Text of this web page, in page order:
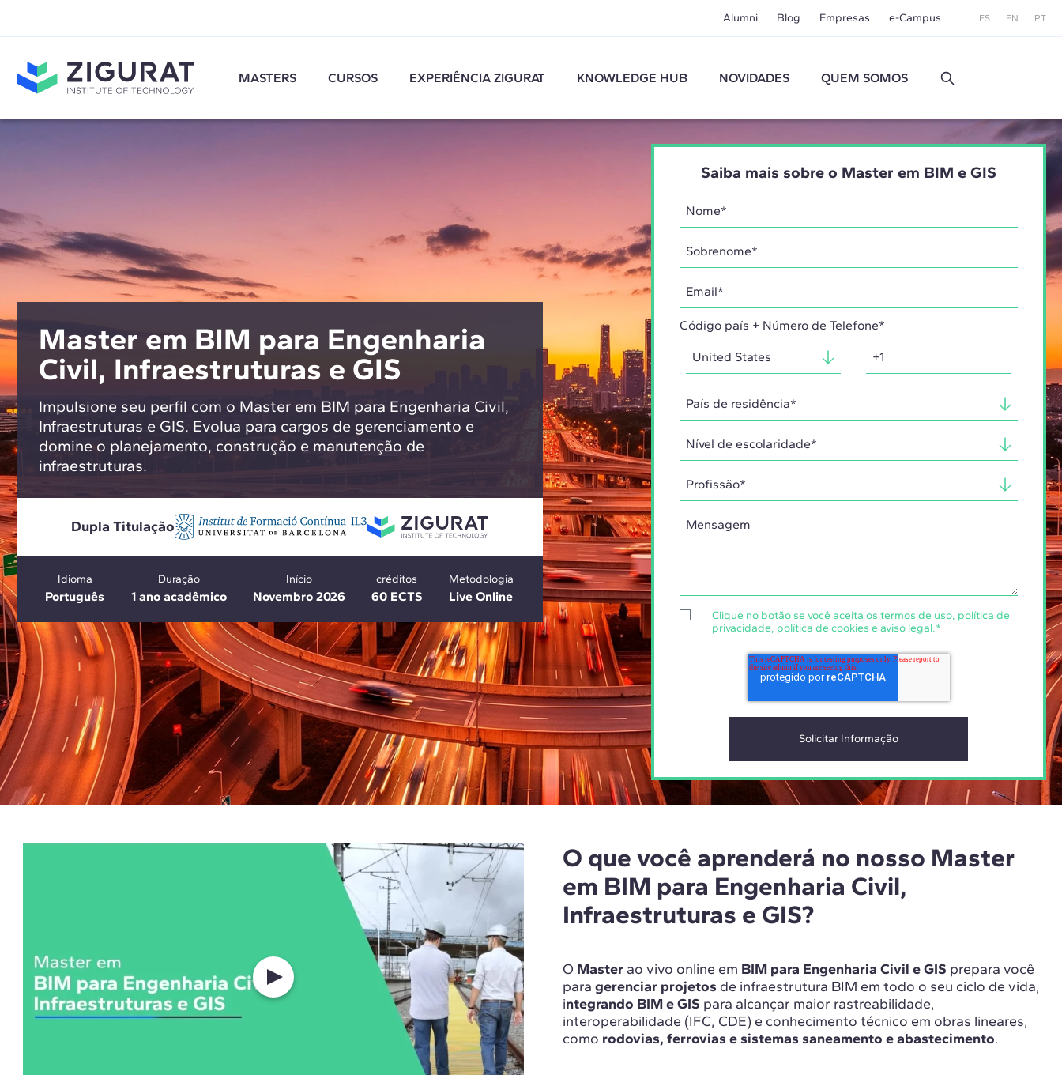
Alumni Blog Empresas e-Campus ES EN PT
MASTERS CURSOS EXPERIÊNCIA ZIGURAT KNOWLEDGE HUB NOVIDADES QUEM SOMOS
Master em BIM para Engenharia
Civil, Infraestruturas e GIS
Impulsione seu perfil com o Master em BIM para Engenharia Civil,
Infraestruturas e GIS. Evolua para cargos de gerenciamento e
domine o planejamento, construção e manutenção de
infraestruturas.
Dupla Titulação
Idioma
Português
Duração
1 ano acadêmico
Início
Novembro 2026
créditos
60 ECTS
Metodologia
Live Online
Saiba mais sobre o Master em BIM e GIS
Código país + Número de Telefone*
Clique no botão se você aceita os termos de uso, política de
privacidade, política de cookies e aviso legal.*
O que você aprenderá no nosso Master
em BIM para Engenharia Civil,
Infraestruturas e GIS?
O Master ao vivo online em BIM para Engenharia Civil e GIS prepara você
para gerenciar projetos de infraestrutura BIM em todo o seu ciclo de vida,
integrando BIM e GIS para alcançar maior rastreabilidade,
interoperabilidade (IFC, CDE) e conhecimento técnico em obras lineares,
como rodovias, ferrovias e sistemas saneamento e abastecimento.